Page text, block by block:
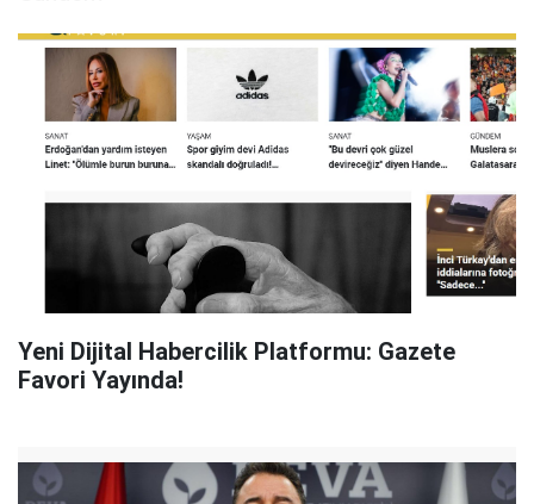
Yeni Dijital Habercilik Platformu: Gazete
Favori Yayında!